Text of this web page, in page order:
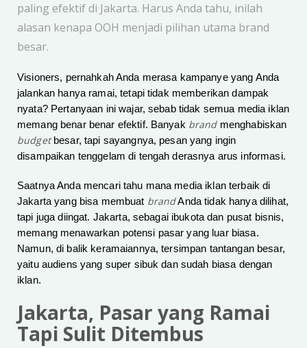
paling efektif di Jakarta. Harus Anda tahu, inilah
alasan kenapa OOH menjadi pilihan utama brand
besar.
Visioners, pernahkah Anda merasa kampanye yang Anda
jalankan hanya ramai, tetapi tidak memberikan dampak
nyata? Pertanyaan ini wajar, sebab tidak semua media iklan
memang benar benar efektif. Banyak brandmenghabiskan
budgetbesar, tapi sayangnya, pesan yang ingin
disampaikan tenggelam di tengah derasnya arus informasi.
Saatnya Anda mencari tahu mana media iklan terbaik di
Jakarta yang bisa membuat brandAnda tidak hanya dilihat,
tapi juga diingat. Jakarta, sebagai ibukota dan pusat bisnis,
memang menawarkan potensi pasar yang luar biasa.
Namun, di balik keramaiannya, tersimpan tantangan besar,
yaitu audiens yang super sibuk dan sudah biasa dengan
iklan.
Jakarta, Pasar yang Ramai
Tapi Sulit Ditembus